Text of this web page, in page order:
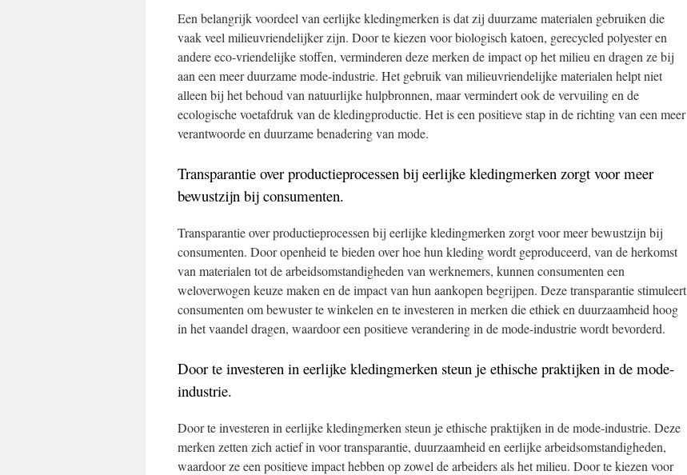
Een belangrijk voordeel van eerlijke kledingmerken is dat zij duurzame materialen gebruiken die
vaak veel milieuvriendelijker zijn. Door te kiezen voor biologisch katoen, gerecycled polyester en
andere eco-vriendelijke stoffen, verminderen deze merken de impact op het milieu en dragen ze bij
aan een meer duurzame mode-industrie. Het gebruik van milieuvriendelijke materialen helpt niet
alleen bij het behoud van natuurlijke hulpbronnen, maar vermindert ook de vervuiling en de
ecologische voetafdruk van de kledingproductie. Het is een positieve stap in de richting van een meer
verantwoorde en duurzame benadering van mode.
Transparantie over productieprocessen bij eerlijke kledingmerken zorgt voor meer
bewustzijn bij consumenten.
Transparantie over productieprocessen bij eerlijke kledingmerken zorgt voor meer bewustzijn bij
consumenten. Door openheid te bieden over hoe hun kleding wordt geproduceerd, van de herkomst
van materialen tot de arbeidsomstandigheden van werknemers, kunnen consumenten een
weloverwogen keuze maken en de impact van hun aankopen begrijpen. Deze transparantie stimuleert
consumenten om bewuster te winkelen en te investeren in merken die ethiek en duurzaamheid hoog
in het vaandel dragen, waardoor een positieve verandering in de mode-industrie wordt bevorderd.
Door te investeren in eerlijke kledingmerken steun je ethische praktijken in de mode-
industrie.
Door te investeren in eerlijke kledingmerken steun je ethische praktijken in de mode-industrie. Deze
merken zetten zich actief in voor transparantie, duurzaamheid en eerlijke arbeidsomstandigheden,
waardoor ze een positieve impact hebben op zowel de arbeiders als het milieu. Door te kiezen voor